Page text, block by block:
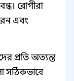
রোগীরা
এবং
প্রতি অত্যন্ত
সঠিকভাবে